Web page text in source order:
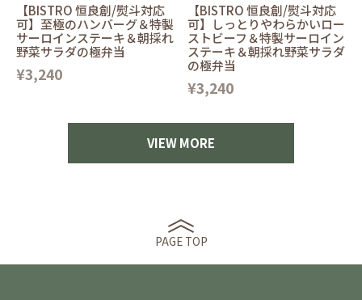
【BISTRO 恒良創/熨斗対応
可】至極のハンバーグ＆特製
サーロインステーキ＆朝採れ
野菜サラダの極弁当
¥3,240
【BISTRO 恒良創/熨斗対応
可】しっとりやわらかいロー
ストビーフ＆特製サーロイン
ステーキ＆朝採れ野菜サラダ
の極弁当
¥3,240
VIEW MORE
PAGE TOP